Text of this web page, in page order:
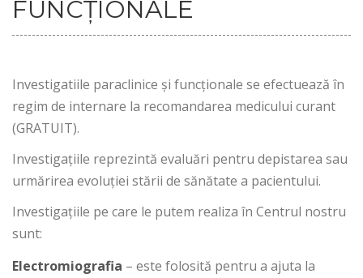
FUNCȚIONALE
Investigatiile paraclinice și funcționale se efectuează în
regim de internare la recomandarea medicului curant
(GRATUIT).
Investigațiile reprezintă evaluări pentru depistarea sau
urmărirea evoluției stării de sănătate a pacientului.
Investigațiile pe care le putem realiza în Centrul nostru
sunt:
Electromiografia – este folosită pentru a ajuta la